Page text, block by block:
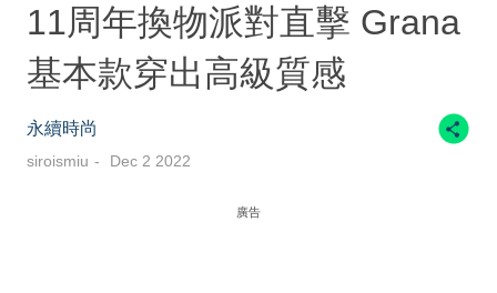
11周年換物派對直擊 Grana
基本款穿出高級質感
永續時尚
siroismiu Dec 2 2022
廣告